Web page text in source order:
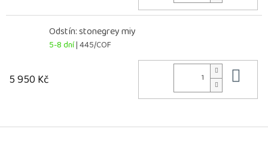
Odstín: stonegrey miy
5-8 dní| 445/COF
5 950 Kč
Z